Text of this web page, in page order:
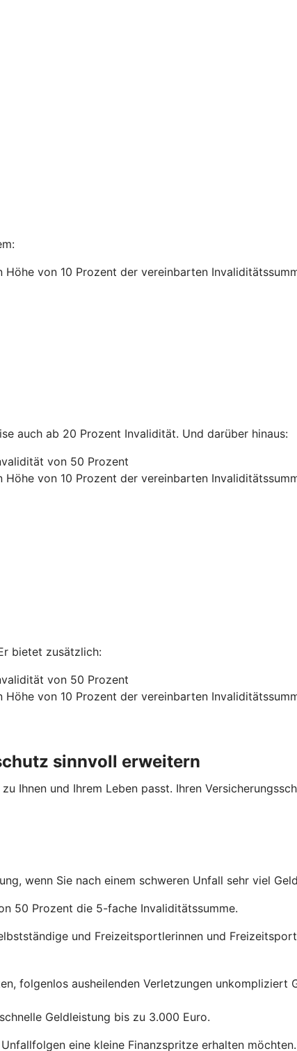
von 10 Prozent der vereinbarten
auch ab 20 Prozent Invalidität. Und darüber hinaus:
von 50 Prozent
von 10 Prozent der vereinbarten
bietet zusätzlich:
von 50 Prozent
von 10 Prozent der vereinbarten
sinnvoll erweitern
Ihnen und Ihrem Leben passt. Ihren
wenn Sie nach einem schweren Unfall sehr viel
50 Prozent die 5-fache Invaliditätssumme.
und Freizeitsportlerinnen und
folgenlos ausheilenden Verletzungen unkompliziert
Geldleistung bis zu 3.000 Euro.
eine kleine Finanzspritze erhalten möchten.